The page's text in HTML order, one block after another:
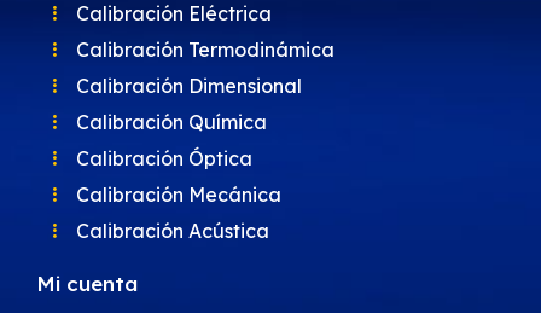
Calibración Eléctrica
Calibración Termodinámica
Calibración Dimensional
Calibración Química
Calibración Óptica
Calibración Mecánica
Calibración Acústica
Mi cuenta